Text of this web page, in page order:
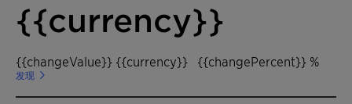
{{currency}}
{{changeValue}} {{currency}} {{changePercent}} %
发现